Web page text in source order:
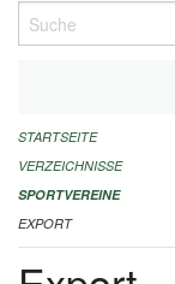
Suche
ALLGEMEINE
FINANZIELLE
KONTAKT
STARTSEITE
VERZEICHNISSE
SPORTVEREINE
EXPORT